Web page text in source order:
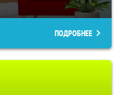
ПОДРОБНЕЕ